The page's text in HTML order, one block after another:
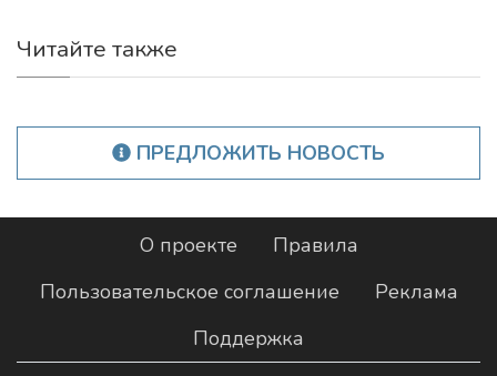
Читайте также
ПРЕДЛОЖИТЬ НОВОСТЬ
О проекте
Правила
Пользовательское соглашение
Реклама
Поддержка